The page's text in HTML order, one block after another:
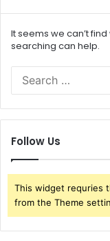
It seems we can’t
searching can help.
Follow Us
This widget requries
from the Theme